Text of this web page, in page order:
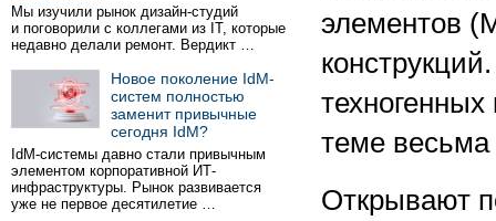
Мы изучили рынок дизайн-студий
и поговорили с коллегами из IT, которые
недавно делали ремонт. Вердикт …
Новое поколение IdM-
систем полностью
заменит привычные
сегодня IdM?
IdM-системы давно стали привычным
элементом корпоративной ИТ-
инфраструктуры. Рынок развивается
уже не первое десятилетие …
элементов
теме весьма
Открывают